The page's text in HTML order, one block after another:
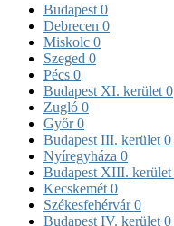
Budapest 0
Debrecen 0
Miskolc 0
Szeged 0
Pécs 0
Budapest XI. kerület 0
Zugló 0
Győr0
Budapest III. kerület 0
Nyíregyháza 0
Budapest XIII. kerület
Kecskemét 0
Székesfehérvár0
Budapest IV. kerület 0